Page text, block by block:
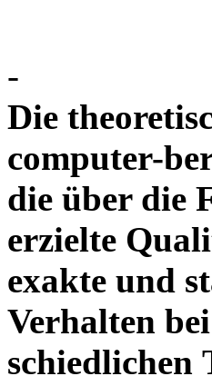
-
Die
computer-
die über die
erzielte
exakte und
Verhalten
schiedlichen